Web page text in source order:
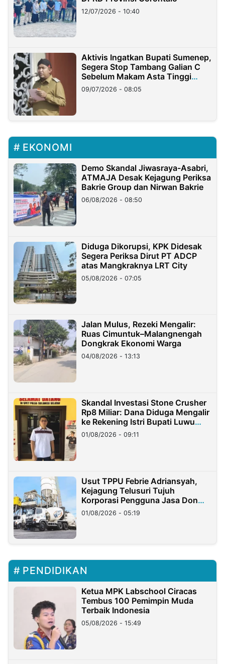
12/07/2026 - 10:40
Aktivis Ingatkan Bupati Sumenep,
Segera Stop Tambang Galian C
Sebelum Makam Asta Tinggi
Longsor
09/07/2026 - 08:05
EKONOMI
Demo Skandal Jiwasraya-Asabri,
ATMAJA Desak Kejagung Periksa
Bakrie Group dan Nirwan Bakrie
06/08/2026 - 08:50
Diduga Dikorupsi, KPK Didesak
Segera Periksa Dirut PT ADCP
atas Mangkraknya LRT City
05/08/2026 - 07:05
Jalan Mulus, Rezeki Mengalir:
Ruas Cimuntuk–Malangnengah
Dongkrak Ekonomi Warga
04/08/2026 - 13:13
Skandal Investasi Stone Crusher
Rp8 Miliar: Dana Diduga Mengalir
ke Rekening Istri Bupati Luwu
Timur
01/08/2026 - 09:11
Usut TPPU Febrie Adriansyah,
Kejagung Telusuri Tujuh
Korporasi Pengguna Jasa Don
Ritto
01/08/2026 - 05:19
PENDIDIKAN
Ketua MPK Labschool Ciracas
Tembus 100 Pemimpin Muda
Terbaik Indonesia
05/08/2026 - 15:49